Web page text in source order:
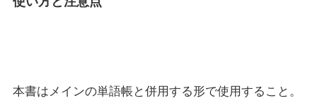
本書はメインの単語帳と併用する形で使用すること。